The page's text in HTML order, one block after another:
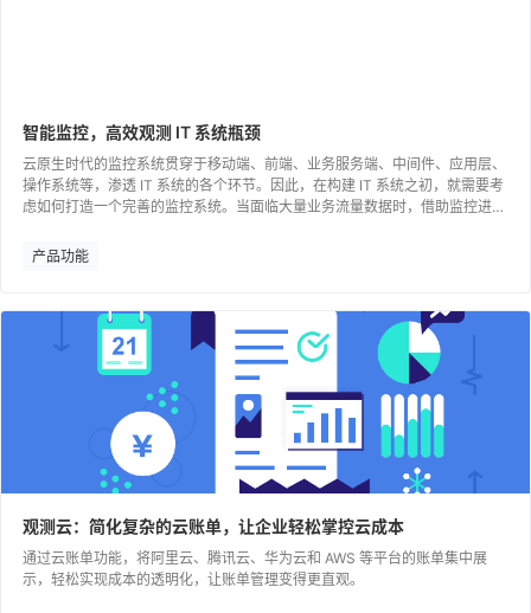
智能监控，高效观测 IT 系统瓶颈
云原生时代的监控系统贯穿于移动端、前端、业务服务端、中间件、应用层、
操作系统等，渗透 IT 系统的各个环节。因此，在构建 IT 系统之初，就需要考
虑如何打造一个完善的监控系统。当面临大量业务流量数据时，借助监控进行
产品功能
观测云：简化复杂的云账单，让企业轻松掌控云成本
通过云账单功能，将阿里云、腾讯云、华为云和 AWS 等平台的账单集中展
示，轻松实现成本的透明化，让账单管理变得更直观。